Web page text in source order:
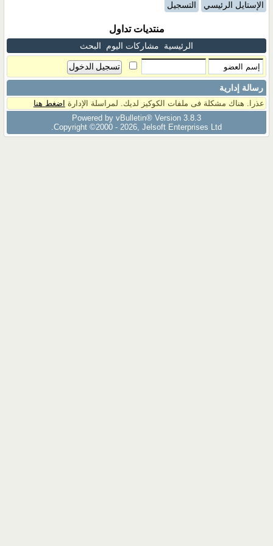
الإستايل الرئيسي التسجيل
منتديات تداول
الرئيسية مشاركات اليوم البحث
رسالة إدارية
عذرا. هناك مشكلة فى ملفات الكوكيز لديك. لمراسلة الإدارة اضغط هنا
Powered by vBulletin® Version 3.8.3
Copyright ©2000 - 2026, Jelsoft Enterprises Ltd.